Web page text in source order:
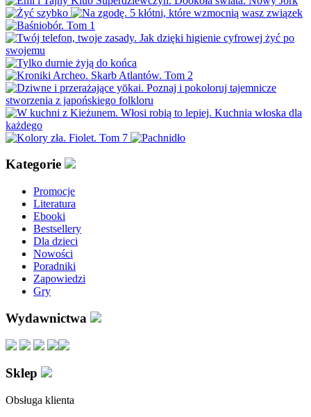
Kategorie
Promocje
Literatura
Ebooki
Bestsellery
Dla dzieci
Nowości
Poradniki
Zapowiedzi
Gry
Wydawnictwa
Sklep
Obsługa klienta